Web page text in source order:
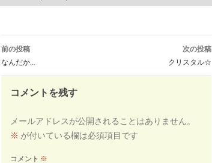
投
稿
ナ
ビ
ゲ
シ
前の投稿
なんだか…
次の投稿
クリスタル☆
コメントを残す
メールアドレスが公開されることはありません。
※ が付いている欄は必須項目です
コメント ※